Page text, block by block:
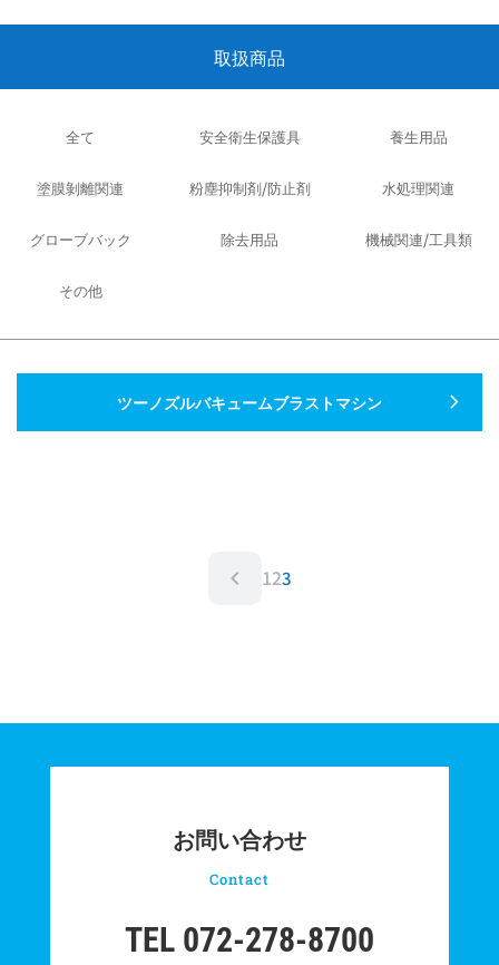
取扱商品
全て 安全衛生保護具 養生用品
塗膜剝離関連 粉塵抑制剤/防止剤 水処理関連
グローブバック 除去用品 機械関連/工具類
その他
ツーノズルバキュームブラストマシン navigate_next
navigate_before 123
お問い合わせ
Contact
TEL 072-278-8700